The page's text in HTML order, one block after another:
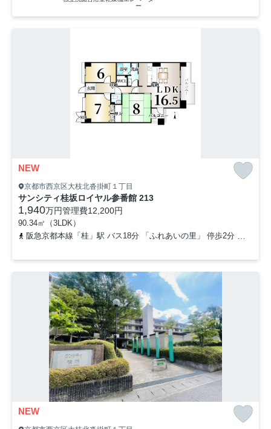
ー
NEW
京都市西京区大枝北沓掛町１丁目
サンシティ桂坂ロイヤル参番館 213
1,940万円管理費12,200円
90.34㎡（3LDK）
阪急京都本線「桂」駅 バス18分 「ふれあいの里」 停歩2分
NEW